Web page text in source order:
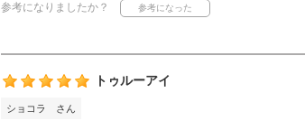
参考になりましたか？
トゥルーアイ
ショコラ さん